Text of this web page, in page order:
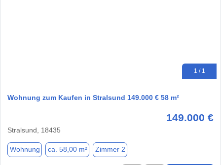
1 / 1
Wohnung zum Kaufen in Stralsund 149.000 € 58 m²
149.000 €
Stralsund, 18435
Wohnung ca. 58,00 m² Zimmer 2